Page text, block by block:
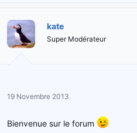
kate
Super Modérateur
19 Novembre 2013
Bienvenue sur le forum